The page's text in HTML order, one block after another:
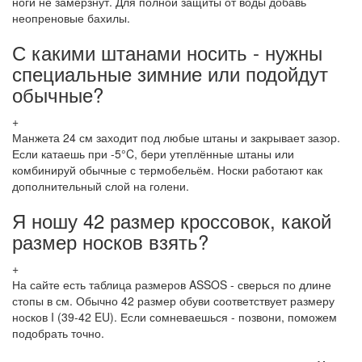
неопреновые бахилы.
С какими штанами носить - нужны
специальные зимние или подойдут
обычные?
+
Манжета 24 см заходит под любые штаны и закрывает зазор.
Если катаешь при -5°C, бери утеплённые штаны или
комбинируй обычные с термобельём. Носки работают как
дополнительный слой на голени.
Я ношу 42 размер кроссовок, какой
размер носков взять?
+
На сайте есть таблица размеров ASSOS - сверься по длине
стопы в см. Обычно 42 размер обуви соответствует размеру
носков I (39-42 EU). Если сомневаешься - позвони, поможем
подобрать точно.